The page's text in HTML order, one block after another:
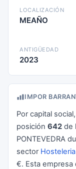
LOCALIZACIÓN
MEAÑO
ANTIGÜEDAD
2023
IMPOR
Por capital social,
posición 642 de
PONTEVEDRA
sector
€. Esta empresa